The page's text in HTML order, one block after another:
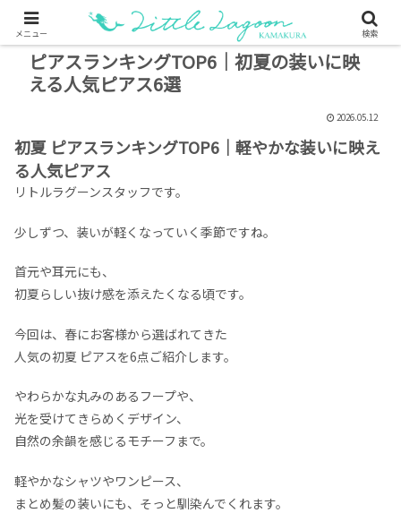
ピアスランキングTOP6｜初夏の装いに映
える人気ピアス6選
2026.05.12
初夏 ピアスランキングTOP6｜軽やかな装いに映え
る人気ピアス
リトルラグーンスタッフです。
少しずつ、装いが軽くなっていく季節ですね。
首元や耳元にも、
初夏らしい抜け感を添えたくなる頃です。
今回は、春にお客様から選ばれてきた
人気の初夏 ピアスを6点ご紹介します。
やわらかな丸みのあるフープや、
光を受けてきらめくデザイン、
自然の余韻を感じるモチーフまで。
軽やかなシャツやワンピース、
まとめ髪の装いにも、そっと馴染んでくれます。
メニュー 検索